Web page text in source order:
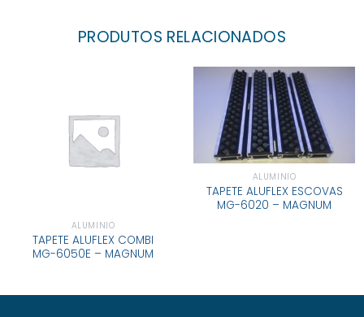
PRODUTOS RELACIONADOS
ALUMINIO
TAPETE ALUFLEX COMBI
MG-6050E – MAGNUM
ALUMINIO
TAPETE ALUFLEX ESCOVAS
MG-6020 – MAGNUM